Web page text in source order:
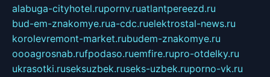
alabuga-cityhotel.rupornv.ruatlantpereezd.ru
bud-em-znakomye.rua-cdc.ruelektrostal-news.ru
korolevremont-market.rubudem-znakomye.ru
oooagrosnab.rufpodaso.ruemfire.rupro-otdelky.ru
ukrasotki.ruseksuzbek.ruseks-uzbek.ruporno-vk.ru